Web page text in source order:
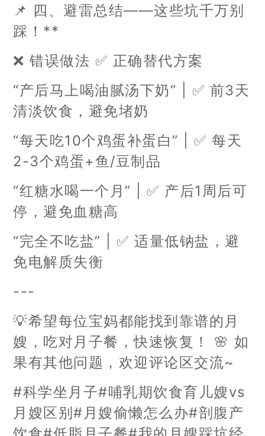
📌 四、避雷总结——这些坑千万别
踩！**
❌ 错误做法 ✅ 正确替代方案
“产后马上喝油腻汤下奶” | ✅ 前3天
清淡饮食，避免堵奶
“每天吃10个鸡蛋补蛋白” | ✅ 每天
2-3个鸡蛋+鱼/豆制品
“红糖水喝一个月” | ✅ 产后1周后可
停，避免血糖高
“完全不吃盐” | ✅ 适量低钠盐，避
免电解质失衡
---
💡希望每位宝妈都能找到靠谱的月
嫂，吃对月子餐，快速恢复！ 🌸 如
果有其他问题，欢迎评论区交流~
#科学坐月子#哺乳期饮食育儿嫂vs
月嫂区别#月嫂偷懒怎么办#剖腹产